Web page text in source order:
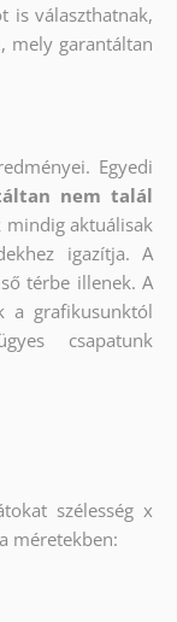
is választhatnak,
mely garantáltan
Egyedi
nem talál
mindig aktuálisak
igazítja. A
térbe illenek. A
a grafikusunktól
csapatunk
szélesség x
méretekben: